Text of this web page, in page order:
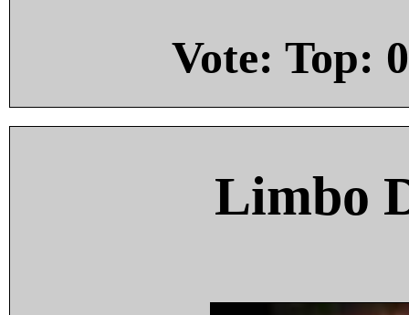
Vote: Top: 0
Limbo